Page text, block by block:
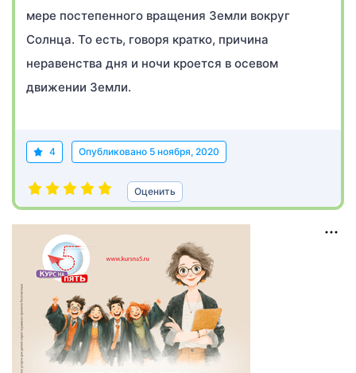
мере постепенного вращения Земли вокруг
Солнца. То есть, говоря кратко, причина
неравенства дня и ночи кроется в осевом
движении Земли.
4 Опубликовано 5 ноября, 2020
Оценить